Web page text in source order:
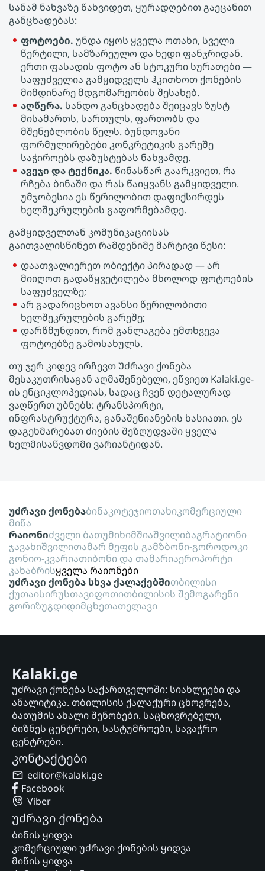
სანამ ნახვაზე წახვიდეთ, ყურადღებით გაეცანით
განცხადებას:
ფოტოები. უნდა იყოს ყველა ოთახი, სველი
წერტილი, სამზარეულო და ხედი ფანჯრიდან.
ერთი ფასადის ფოტო ან სტოკური სურათები —
საფუძველია გამყიდველს ჰკითხოთ ქონების
მიმდინარე მდგომარეობის შესახებ.
აღწერა. სანდო განცხადება შეიცავს ზუსტ
მისამართს, სართულს, ფართობს და
მშენებლობის წელს. ბუნდოვანი
ფორმულირებები კონკრეტიკის გარეშე
საჭიროებს დაზუსტებას ნახვამდე.
ავეჯი და ტექნიკა. წინასწარ გაარკვიეთ, რა
რჩება ბინაში და რას წაიყვანს გამყიდველი.
უმჯობესია ეს წერილობით დაფიქსირდეს
ხელშეკრულების გაფორმებამდე.
გამყიდველთან კომუნიკაციისას
გაითვალისწინეთ რამდენიმე მარტივი წესი:
დაათვალიერეთ ობიექტი პირადად — არ
მიიღოთ გადაწყვეტილება მხოლოდ ფოტოების
საფუძველზე;
არ გადარიცხოთ ავანსი წერილობითი
ხელშეკრულების გარეშე;
დარწმუნდით, რომ განლაგება ემთხვევა
ფოტოებზე გამოსახულს.
თუ ჯერ კიდევ ირჩევთ Უძრავი ქონება
მესაკუთრისაგან აღმაშენებელი, ეწვიეთ Kalaki.ge-
ის ენციკლოპედიას, სადაც ჩვენ დეტალურად
ვაღწერთ უბნებს: ტრანსპორტი,
ინფრასტრუქტურა, განაშენიანების ხასიათი. ეს
დაგეხმარებათ ძიების შეზღუდვაში ყველა
ხელმისაწვდომი ვარიანტიდან.
უძრავი ქონებაბინაკოტეჯიოთახიკომერციული
მიწა
რაიონიძველი ბათუმიხიმშიაშვილიბაგრატიონი
ჯავახიშვილითამარ მეფის გამზბონი-გოროდოკი
გონიო-კვარიათიბონი და თამარიაეროპორტი
კახაბრისყველა რაიონები
უძრავი ქონება სხვა ქალაქებშითბილისი
ქუთაისირუსთავიფოთითბილისის შემოგარენი
გორიზუგდიდიმცხეთათელავი
Kalaki.ge
უძრავი ქონება საქართველოში: სიახლეები და
ანალიტიკა. თბილისის ქალაქური ცხოვრება,
ბათუმის ახალი შენობები. საცხოვრებელი,
ბიზნეს ცენტრები, სასტუმროები, სავაჭრო
ცენტრები.
კონტაქტები
editor@kalaki.ge
Facebook
Viber
უძრავი ქონება
ბინის ყიდვა
კომერციული უძრავი ქონების ყიდვა
მიწის ყიდვა